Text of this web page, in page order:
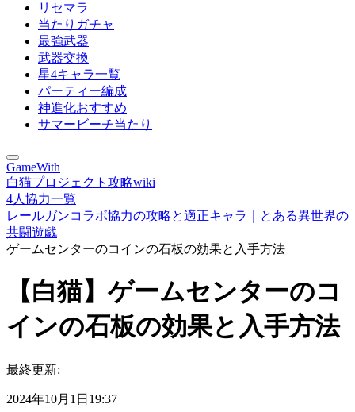
リセマラ
当たりガチャ
最強武器
武器交換
星4キャラ一覧
パーティー編成
神進化おすすめ
サマービーチ当たり
GameWith
白猫プロジェクト攻略wiki
4人協力一覧
レールガンコラボ協力の攻略と適正キャラ｜とある異世界の
共闘遊戯
ゲームセンターのコインの石板の効果と入手方法
【白猫】ゲームセンターのコ
インの石板の効果と入手方法
最終更新:
2024年10月1日19:37